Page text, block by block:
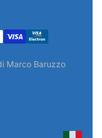
Traversa - SNC
Marco Baruzzo